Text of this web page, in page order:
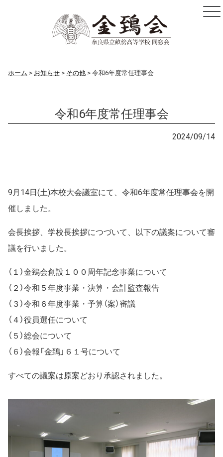
ホーム お知らせ その他 令和6年度常任理事会
令和6年度常任理事会
2024/09/14
9月14日(土)本校大会議室にて、令和6年度常任理事会を開
催しました。
会長挨拶、学校長挨拶につづいて、以下の議案について審
議を行いました。
（１）金鵄会創設１００周年記念事業について
（２）令和５年度事業・決算・会計監査報告
（３）令和６年度事業・予算（案）審議
（４）役員選任について
（５）総会について
（６）会報「金鵄」６１号について
すべての議案は原案どおり承認されました。